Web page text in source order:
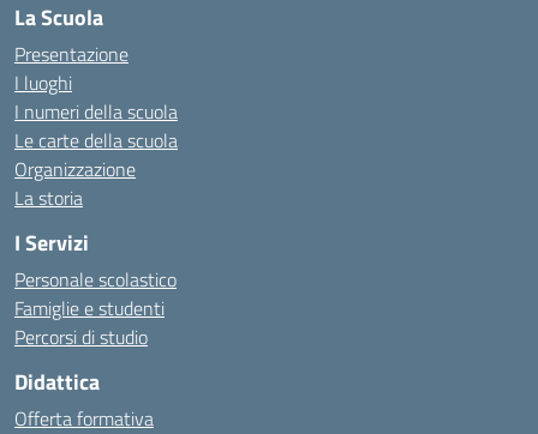
La Scuola
Presentazione
I luoghi
I numeri della scuola
Le carte della scuola
Organizzazione
La storia
I Servizi
Personale scolastico
Famiglie e studenti
Percorsi di studio
Didattica
Offerta formativa